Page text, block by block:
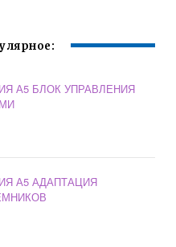
А5 БЛОК УПРАВЛЕНИЯ
А5 АДАПТАЦИЯ